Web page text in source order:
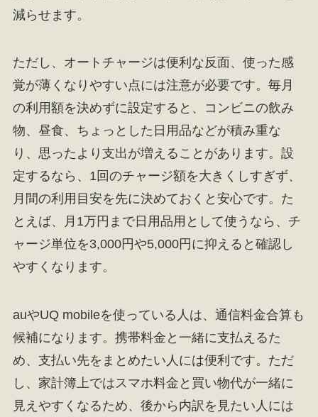
減らせます。
ただし、オートチャージは便利な反面、使った感
覚が薄くなりやすい点には注意が必要です。毎月
の利用額を決めずに設定すると、コンビニの飲み
物、昼食、ちょっとした日用品などが積み重な
り、思ったより支出が増えることがあります。設
定するなら、1回のチャージ額を大きくしすぎず、
月間の利用目安を先に決めておくと安心です。た
とえば、月1万円まで日用品用として使うなら、チ
ャージ単位を3,000円や5,000円に抑えると確認し
やすくなります。
auやUQ mobileを使っている人は、通信料金合算も
候補になります。携帯料金と一緒に支払えるた
め、支払い先をまとめたい人には便利です。ただ
し、家計簿上ではスマホ料金と買い物代が一緒に
見えやすくなるため、後から内訳を見たい人には